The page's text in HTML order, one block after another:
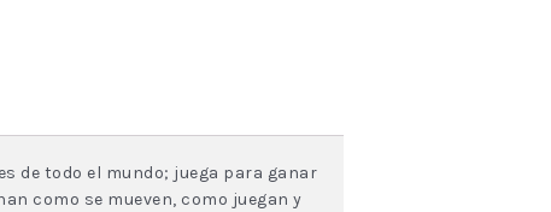
de todo el mundo; juega para ganar
como se mueven, como juegan y